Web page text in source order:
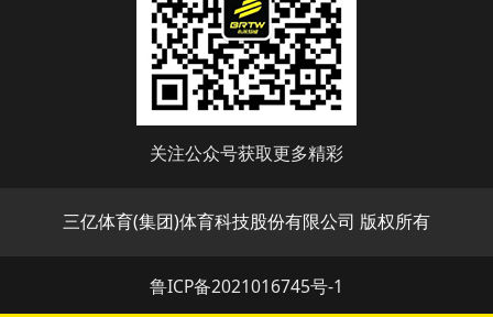
关注公众号获取更多精彩
三亿体育(集团)体育科技股份有限公司 版权所有
鲁ICP备2021016745号-1